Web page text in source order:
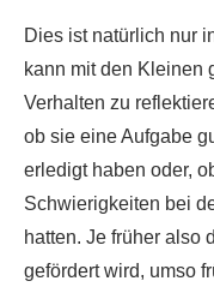
Dies ist natürlich nur
kann mit den Kleinen
Verhalten zu
ob sie eine Aufgabe
erledigt haben oder,
Schwierigkeiten bei
hatten. Je früher also
gefördert wird, umso